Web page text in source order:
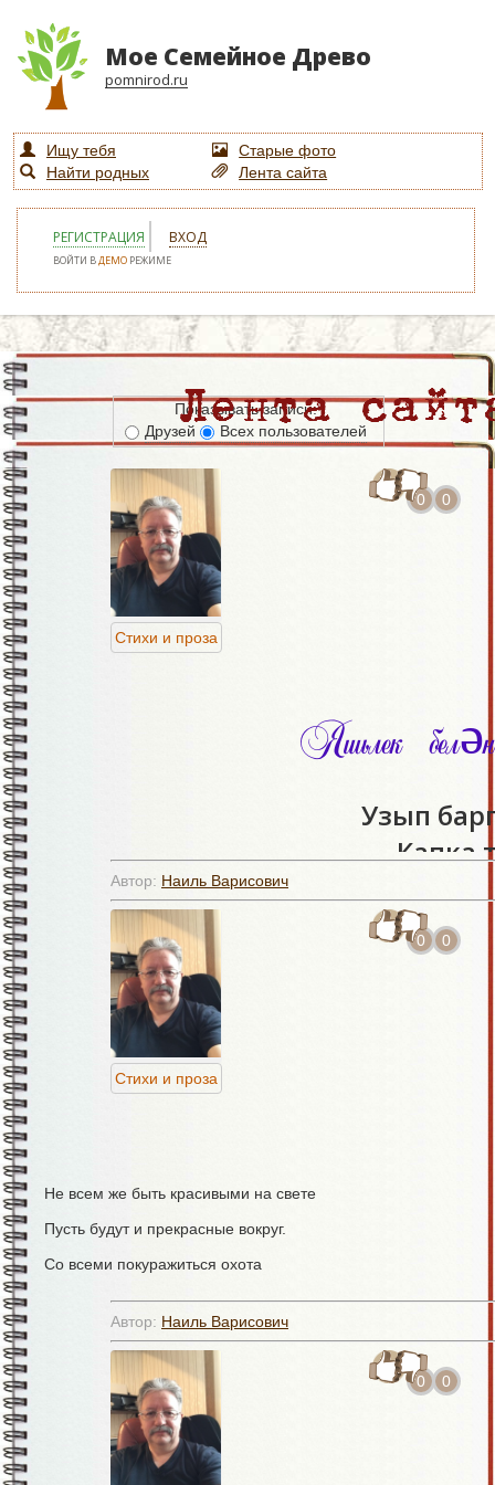
Мое Семейное Древо
pomnirod.ru
Ищу тебя
Старые фото
Найти родных
Лента сайта
РЕГИСТРАЦИЯ ВХОД
ВОЙТИ ВДЕМО РЕЖИМЕ
Показывать записи:
Друзей
Всех пользователей
0 0
Стихи и проза
Яшьлек
Узып
Капка
Күңел
Йөрәк
Гомер
Автор: Наиль Варисович
0 0
Стихи и проза
Не всем же быть красивыми на свете
Пусть будут и прекрасные вокруг.
Со всеми покуражиться охота
Не размыкая наш любовный круг.
© Наиль Муртазин
Автор: Наиль Варисович
0 0